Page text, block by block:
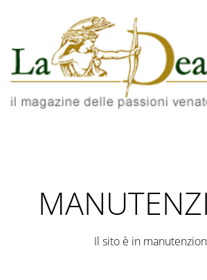
Il sito è in